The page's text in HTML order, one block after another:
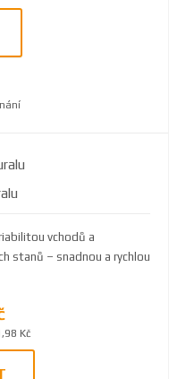
vchodů a
stanů – snadnou a rychlou
Kč